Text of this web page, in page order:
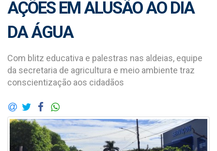
AÇÕES EM ALUSÃO AO DIA
DA ÁGUA
Com blitz educativa e palestras nas aldeias, equipe
da secretaria de agricultura e meio ambiente traz
conscientização aos cidadãos